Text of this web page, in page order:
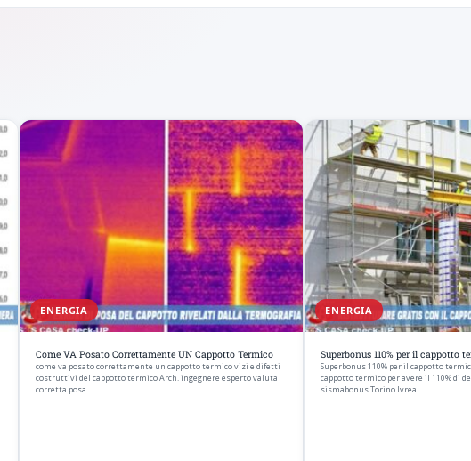
ENERGIA
Come VA Posato Correttamente UN Cappotto Termico
come va posato correttamente un cappotto termico vizi e difetti
costruttivi del cappotto termico Arch. ingegnere esperto valuta
corretta posa
ENERGIA
Superbonus 110% per il cappotto
Superbonus 110% per il cappotto
cappotto termico per avere il 110% di
sismabonus Torino Ivrea…